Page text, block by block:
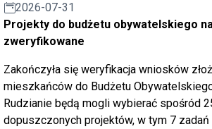
2026-07-31
Projekty do budżetu obywatelskiego
zweryfikowane
Zakończyła się weryfikacja wniosków
mieszkańców do Budżetu
Rudzianie będą mogli wybierać spośród
dopuszczonych projektów, w tym 7 zadań